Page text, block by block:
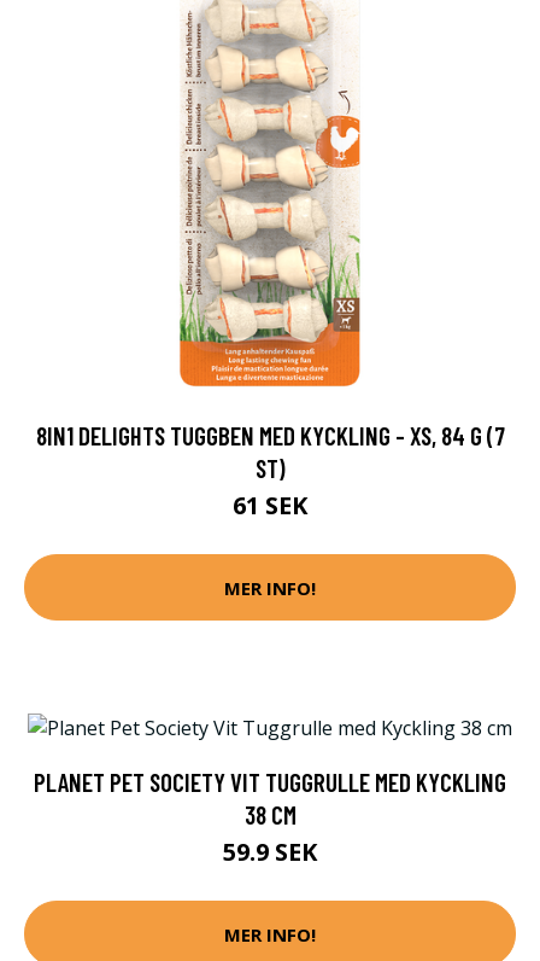
8IN1 DELIGHTS TUGGBEN MED KYCKLING - XS, 84 G (7
ST)
61 SEK
MER INFO!
PLANET PET SOCIETY VIT TUGGRULLE MED KYCKLING
38 CM
59.9 SEK
MER INFO!